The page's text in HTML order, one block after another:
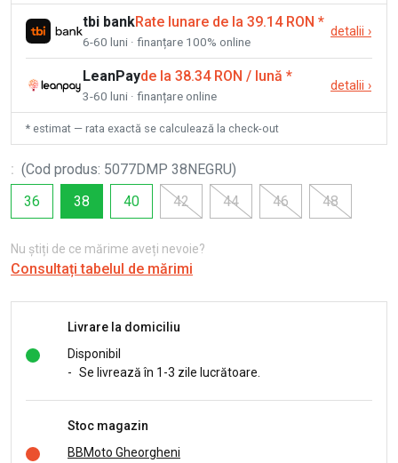
tbi bankRate lunare de la 39.14 RON *
6-60 luni · finanțare 100% online
detalii ›
LeanPayde la 38.34 RON / lună *
3-60 luni · finanțare online
detalii ›
* estimat — rata exactă se calculează la check-out
: (Cod produs: 5077DMP 38NEGRU)
36
38 40 42 44 46 48
Nu știți de ce mărime aveți nevoie?
Consultați tabelul de mărimi
Livrare la domiciliu
Disponibil
- Se livrează în 1-3 zile lucrătoare.
Stoc magazin
BBMoto Gheorgheni